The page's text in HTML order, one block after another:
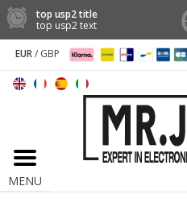
top usp2 title
top usp2 text
EUR/ GBP
MENU